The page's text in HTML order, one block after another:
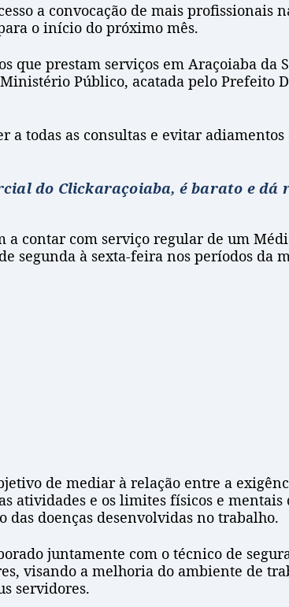
a convocação de mais profissionais
o início do próximo mês.
que prestam serviços em Araçoiaba da
Público, acatada pelo Prefeito
a todas as consultas e evitar adiamentos
do Clickaraçoiaba, é barato e dá
contar com serviço regular de um
segunda à sexta-feira nos períodos da
de mediar à relação entre a
atividades e os limites físicos e
doenças desenvolvidas no trabalho.
juntamente com o técnico de
visando a melhoria do ambiente de
servidores.